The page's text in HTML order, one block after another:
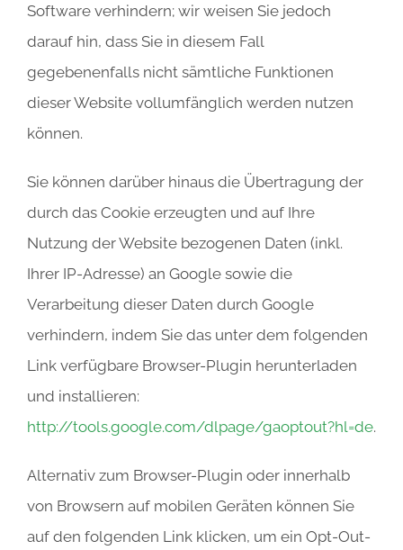
Software verhindern; wir weisen Sie jedoch
darauf hin, dass Sie in diesem Fall
gegebenenfalls nicht sämtliche Funktionen
dieser Website vollumfänglich werden nutzen
können.
Sie können darüber hinaus die Übertragung der
durch das Cookie erzeugten und auf Ihre
Nutzung der Website bezogenen Daten (inkl.
Ihrer IP-Adresse) an Google sowie die
Verarbeitung dieser Daten durch Google
verhindern, indem Sie das unter dem folgenden
Link verfügbare Browser-Plugin herunterladen
und installieren:
http://tools.google.com/dlpage/gaoptout?hl=de.
Alternativ zum Browser-Plugin oder innerhalb
von Browsern auf mobilen Geräten können Sie
auf den folgenden Link klicken, um ein Opt-Out-